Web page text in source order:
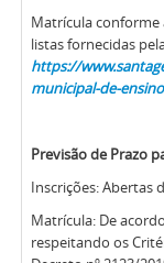
Matrícula conforme
listas fornecidas
https://
municipal-de-
Previsão de Prazo
Inscrições: Abertas
Matrícula: De
respeitando os